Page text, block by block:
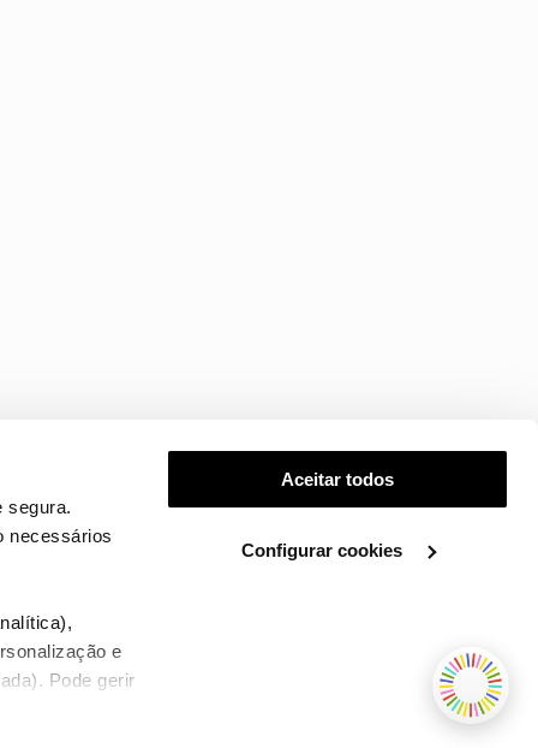
segura.
necessários
e
Pode gerir
Aceitar todos
Configurar cookies